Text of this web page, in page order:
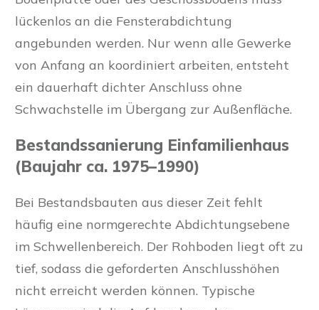
lückenlos an die Fensterabdichtung
angebunden werden. Nur wenn alle Gewerke
von Anfang an koordiniert arbeiten, entsteht
ein dauerhaft dichter Anschluss ohne
Schwachstelle im Übergang zur Außenfläche.
Bestandssanierung Einfamilienhaus
(Baujahr ca. 1975–1990)
Bei Bestandsbauten aus dieser Zeit fehlt
häufig eine normgerechte Abdichtungsebene
im Schwellenbereich. Der Rohboden liegt oft zu
tief, sodass die geforderten Anschlusshöhen
nicht erreicht werden können. Typische